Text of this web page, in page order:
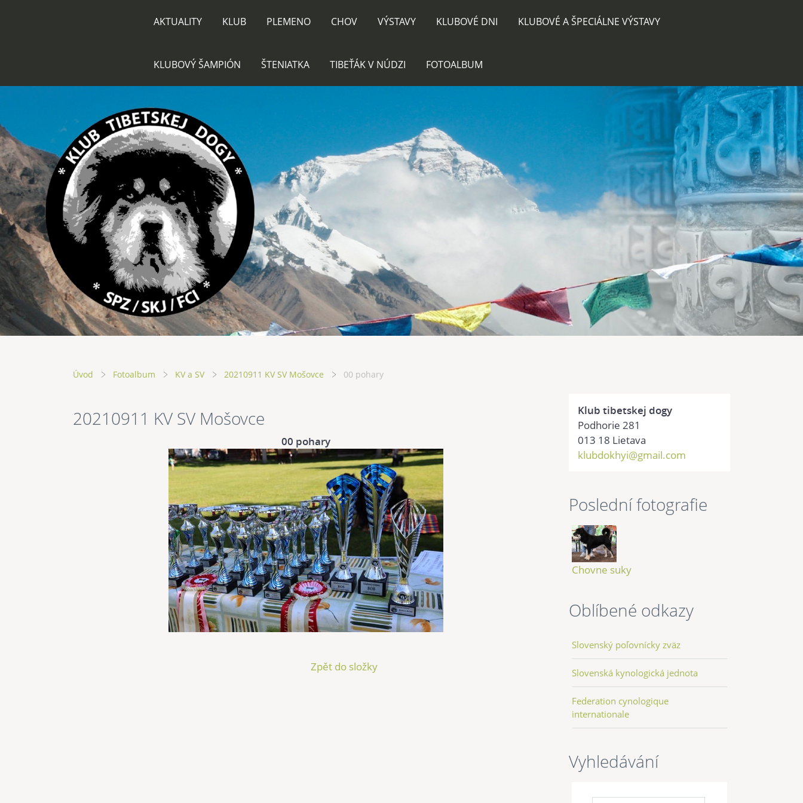
AKTUALITY KLUB PLEMENO CHOV VÝSTAVY KLUBOVÉ DNI KLUBOVÉ A ŠPECIÁLNE VÝSTAVY
KLUBOVÝ ŠAMPIÓN ŠTENIATKA TIBEŤÁK V NÚDZI FOTOALBUM
Úvod Fotoalbum KV a SV 20210911 KV SV Mošovce 00 pohary
20210911 KV SV Mošovce
00 pohary
Zpět do složky
Klub tibetskej dogy
Podhorie 281
013 18 Lietava
klubdokhyi@gmail.com
Poslední fotografie
Chovne suky
Oblíbené odkazy
Slovenský poľovnícky zväz
Slovenská kynologická jednota
Federation cynologique
internationale
Vyhledávání